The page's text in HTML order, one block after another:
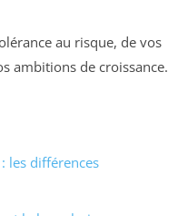
au risque, de vos
ambitions de croissance.
les différences